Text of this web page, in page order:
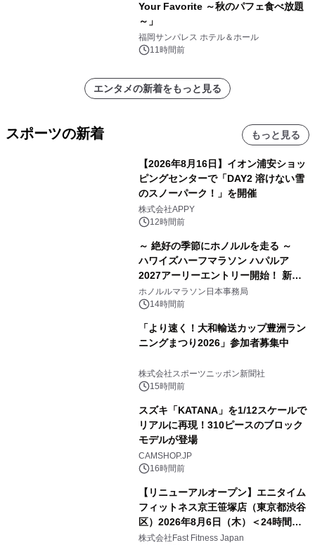
Your Favorite ～秋のパフェ食べ放題
～」
福岡サンパレス ホテル＆ホール
11時間前
エンタメの新着をもっと見る
スポーツの新着 もっと見る
【2026年8月16日】イオン浦安ショッ
ピングセンターで「DAY2 溶けない雪
のスノーパーク！」を開催
株式会社APPY
12時間前
～ 絶好の季節にホノルルを走る ～
ハワイズハーフマラソン ハパルア
2027アーリーエントリー開始！ 新カ
テゴリー「ハパルアIKI(イキ)」(約
13.4km)が登場
ホノルルマラソン日本事務局
14時間前
「より速く！大和輸送カップ豊洲ラン
ニングまつり2026」参加者募集中
株式会社スポーツニッポン新聞社
15時間前
スズキ「KATANA」を1/12スケールで
リアルに再現！310ピースのブロック
モデルが登場
CAMSHOP.JP
16時間前
【リニューアルオープン】エニタイム
フィットネス京王笹塚店（東京都渋谷
区）2026年8月6日（木）＜24時間年
中無休のフィットネスジム＞
株式会社Fast Fitness Japan